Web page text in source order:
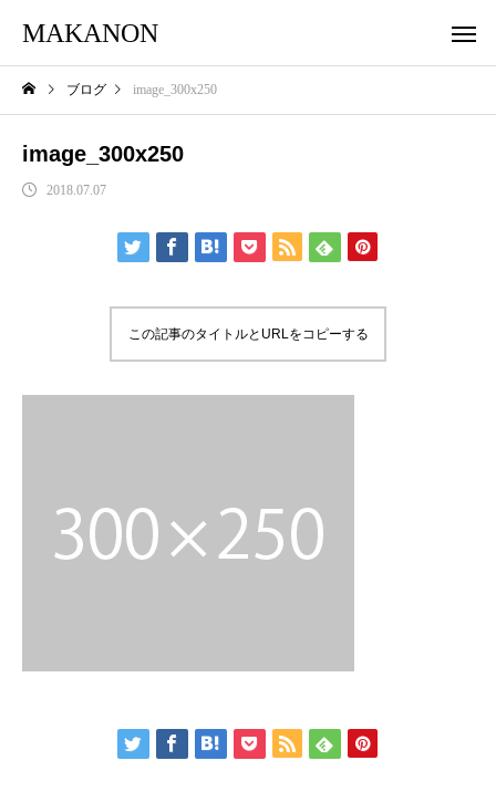
MAKANON
ブログ image_300x250
image_300x250
2018.07.07
この記事のタイトルとURLをコピーする